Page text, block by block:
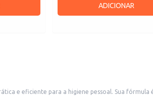
ADICIONAR
e proporciona uma sensação de limpeza e frescor. Este sabonete é uma